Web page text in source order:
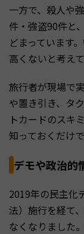
一方で、殺人や
件・強盗90件と
どまっています
高くないと考え
旅行者が現場で
や置き引き、タ
トカードのスキ
知っておくだけ
デモや政治的
2019年の民主化
法）施行を経て
なくなりました